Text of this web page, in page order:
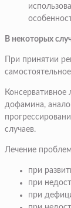
В некоторых
При принятии
дофамина,
случаев.
Лечение
при
при
при